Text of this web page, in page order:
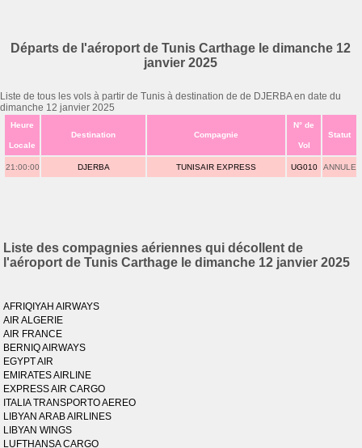
Départs de l'aéroport de Tunis Carthage le dimanche 12
janvier 2025
Liste de tous les vols à partir de Tunis à destination de de DJERBA en date du
dimanche 12 janvier 2025
Heure
Locale
Destination Compagnie
N° de
Vol
Statut
21:00:00 DJERBA TUNISAIR EXPRESS UG010 ANNULE
Liste des compagnies aériennes qui décollent de
l'aéroport de Tunis Carthage le dimanche 12 janvier 2025
AFRIQIYAH AIRWAYS
AIR ALGERIE
AIR FRANCE
BERNIQ AIRWAYS
EGYPT AIR
EMIRATES AIRLINE
EXPRESS AIR CARGO
ITALIA TRANSPORTO AEREO
LIBYAN ARAB AIRLINES
LIBYAN WINGS
LUFTHANSA CARGO